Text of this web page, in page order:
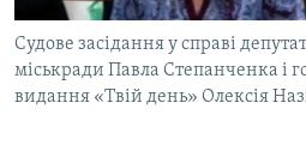
УКРАЇНСЬКА ПРОБЛЕМА КРИМУ
ІНФОГРАФІКА
ДОЛУЧАЙСЯ!
Судове засідання у справі
міськради Павла Степанченка і
видання «Твій день» Олексія